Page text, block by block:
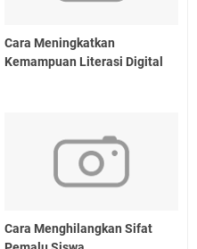
Cara Meningkatkan
Kemampuan Literasi Digital
Cara Menghilangkan Sifat